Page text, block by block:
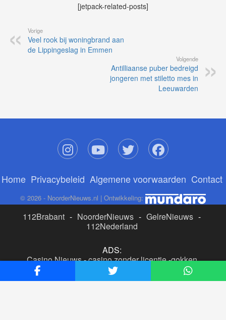
[jetpack-related-posts]
Vorige
Veel rook bij woningbrand aan
de Lippingeslag in Emmen
Volgende
Antilliaanse puber bedreigd
jongeren met stiletto mes in
Leeuwarden
Home Privacybeleid Algemene voorwaarden Contact
© 2026 - NoorderNieuws.nl | Ontwikkeling:
112Brabant - NoorderNieuws - GelreNieuws -
112Nederland
ADS:
Casino Nieuws-casino zonder licentie-gokken
buitenlandse site
beste online casino nederland